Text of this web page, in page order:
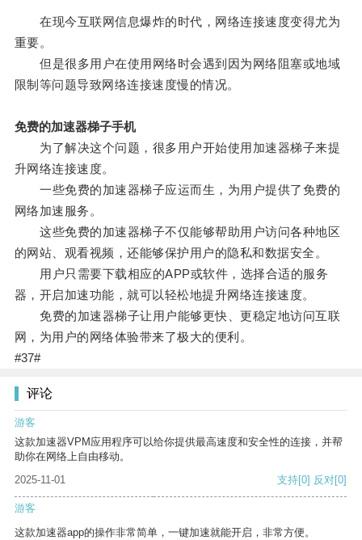
在现今互联网信息爆炸的时代，网络连接速度变得尤为
重要。
但是很多用户在使用网络时会遇到因为网络阻塞或地域
限制等问题导致网络连接速度慢的情况。
免费的加速器梯子手机
为了解决这个问题，很多用户开始使用加速器梯子来提
升网络连接速度。
一些免费的加速器梯子应运而生，为用户提供了免费的
网络加速服务。
这些免费的加速器梯子不仅能够帮助用户访问各种地区
的网站、观看视频，还能够保护用户的隐私和数据安全。
用户只需要下载相应的APP或软件，选择合适的服务
器，开启加速功能，就可以轻松地提升网络连接速度。
免费的加速器梯子让用户能够更快、更稳定地访问互联
网，为用户的网络体验带来了极大的便利。
#37#
评论
游客
这款加速器VPM应用程序可以给你提供最高速度和安全性的连接，并帮
助你在网络上自由移动。
2025-11-01
支持[0] 反对[0]
游客
这款加速器app的操作非常简单，一键加速就能开启，非常方便。